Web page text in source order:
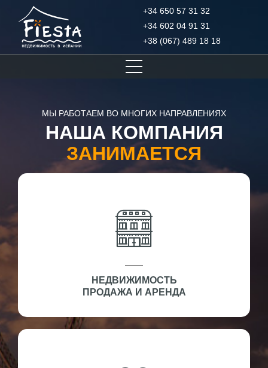
+34 650 57 31 32
+34 602 04 91 31
+38 (067) 489 18 18
МЫ РАБОТАЕМ ВО МНОГИХ НАПРАВЛЕНИЯХ
НАША КОМПАНИЯ
ЗАНИМАЕТСЯ
НЕДВИЖИМОСТЬ
ПРОДАЖА И АРЕНДА